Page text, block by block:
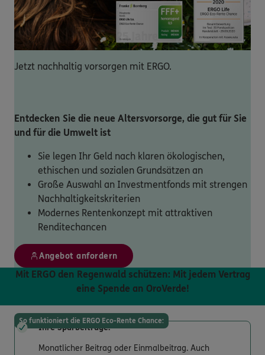
Jetzt nachhaltig vorsorgen mit ERGO.
Entdecken Sie die neue Altersvorsorge, die gut für Sie
und für die Umwelt ist
Sie legen Ihr Geld nach klaren ökologischen,
ethischen und sozialen Grundsätzen an
Große Auswahl an Investmentfonds mit strengen
Nachhaltigkeitskriterien
Modernes Rentenkonzept mit attraktiven
Renditechancen
Angebot anfordern
Mit ERGO den Regenwald schützen: Mit jedem Vertrag
eine Spende an OroVerde!
So funktioniert die ERGO Eco-Rente Chance:
Ihre Sparbeiträge:
Monatlicher Beitrag oder Einmalbeitrag. Auch